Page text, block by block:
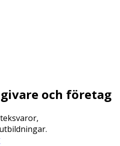
och företag